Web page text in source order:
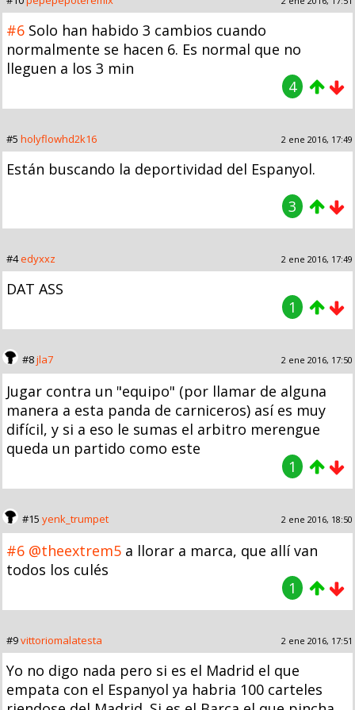
#6 Solo han habido 3 cambios cuando
normalmente se hacen 6. Es normal que no
lleguen a los 3 min
4
#5 holyflowhd2k16 2 ene 2016, 17:49
Están buscando la deportividad del Espanyol.
3
#4edyxxz 2 ene 2016, 17:49
DAT ASS
1
#8jla7 2 ene 2016, 17:50
Jugar contra un "equipo" (por llamar de alguna
manera a esta panda de carniceros) así es muy
difícil, y si a eso le sumas el arbitro merengue
queda un partido como este
1
#15 yenk_trumpet 2 ene 2016, 18:50
#6 @theextrem5 a llorar a marca, que allí van
todos los culés
1
#9vittoriomalatesta 2 ene 2016, 17:51
Yo no digo nada pero si es el Madrid el que
empata con el Espanyol ya habria 100 carteles